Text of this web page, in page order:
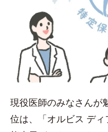
現役医師のみなさんが
位は、「オルビス デ